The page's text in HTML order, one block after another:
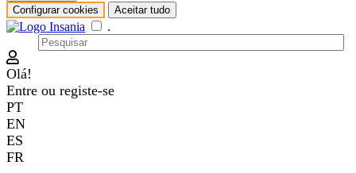
Configurar cookies
Aceitar tudo
.
Olá!
Entre ou registe-se
PT
EN
ES
FR